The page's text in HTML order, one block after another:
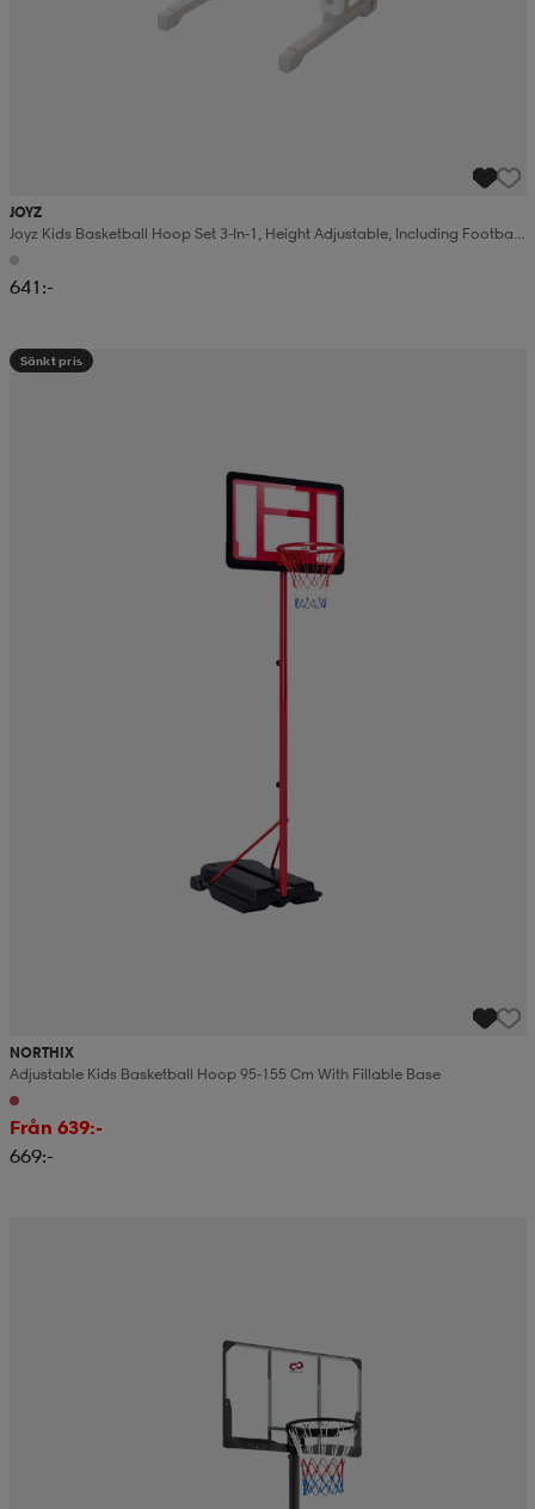
JOYZ
Joyz Kids Basketball Hoop Set 3-In-1, Height Adjustable, Including Football
Goal, Rings And Balls
641:-
Sänkt pris
NORTHIX
Adjustable Kids Basketball Hoop 95-155 Cm With Fillable Base
Från 639:-
669:-